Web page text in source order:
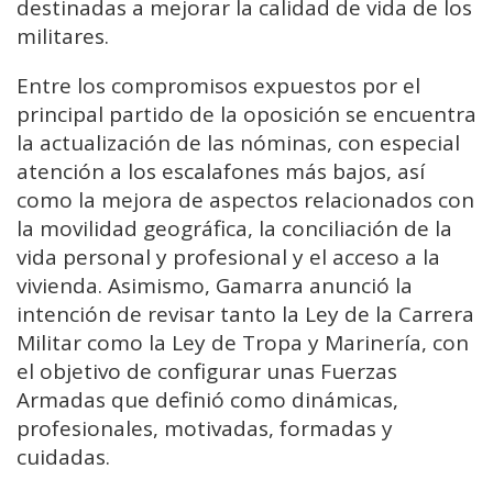
destinadas a mejorar la calidad de vida de los
militares.
Entre los compromisos expuestos por el
principal partido de la oposición se encuentra
la actualización de las nóminas, con especial
atención a los escalafones más bajos, así
como la mejora de aspectos relacionados con
la movilidad geográfica, la conciliación de la
vida personal y profesional y el acceso a la
vivienda. Asimismo, Gamarra anunció la
intención de revisar tanto la Ley de la Carrera
Militar como la Ley de Tropa y Marinería, con
el objetivo de configurar unas Fuerzas
Armadas que definió como dinámicas,
profesionales, motivadas, formadas y
cuidadas.